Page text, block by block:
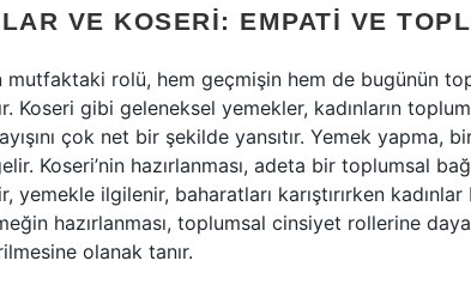
VE KOSERI: EMPATI VE
mutfaktaki rolü, hem geçmişin hem de bugünün
Koseri gibi geleneksel yemekler, kadınların
çok net bir şekilde yansıtır. Yemek yapma,
Koseri’nin hazırlanması, adeta bir toplumsal
yemekle ilgilenir, baharatları karıştırırken
hazırlanması, toplumsal cinsiyet rollerine
olanak tanır.